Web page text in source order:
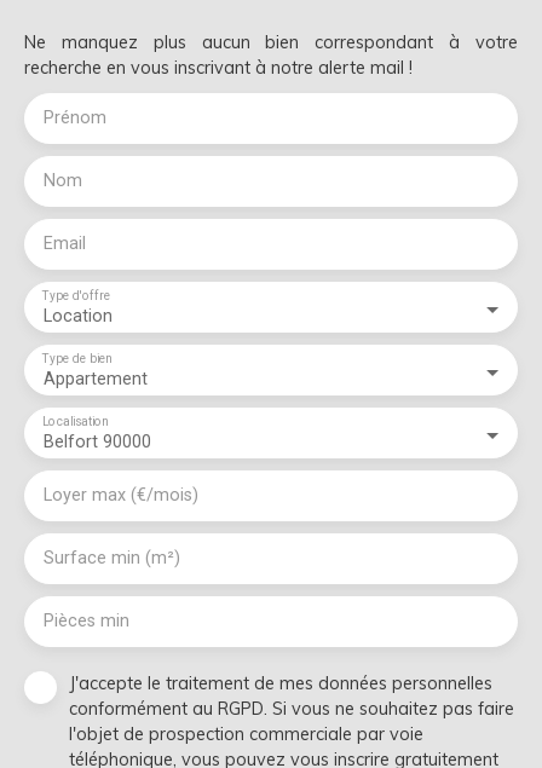
Ne manquez plus aucun bien correspondant à votre
recherche en vous inscrivant à notre alerte mail !
Prénom
Nom
Email
Location
Type d'offre
Appartement
Type de bien
Belfort 90000
Localisation
Loyer max (€/mois)
Surface min (m²)
Pièces min
J'accepte le traitement de mes données personnelles
conformément au RGPD. Si vous ne souhaitez pas faire
l'objet de prospection commerciale par voie
téléphonique, vous pouvez vous inscrire gratuitement